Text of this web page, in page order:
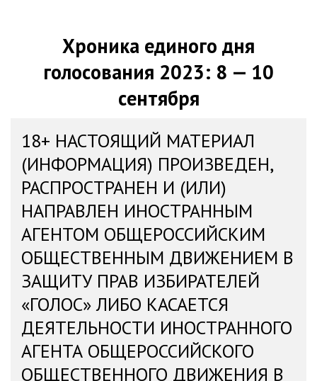
Хроника единого дня
голосования 2023: 8 — 10
сентября
18+ НАСТОЯЩИЙ МАТЕРИАЛ
(ИНФОРМАЦИЯ) ПРОИЗВЕДЕН,
РАСПРОСТРАНЕН И (ИЛИ)
НАПРАВЛЕН ИНОСТРАННЫМ
АГЕНТОМ ОБЩЕРОССИЙСКИМ
ОБЩЕСТВЕННЫМ ДВИЖЕНИЕМ В
ЗАЩИТУ ПРАВ ИЗБИРАТЕЛЕЙ
«ГОЛОС» ЛИБО КАСАЕТСЯ
ДЕЯТЕЛЬНОСТИ ИНОСТРАННОГО
АГЕНТА ОБЩЕРОССИЙСКОГО
ОБЩЕСТВЕННОГО ДВИЖЕНИЯ В